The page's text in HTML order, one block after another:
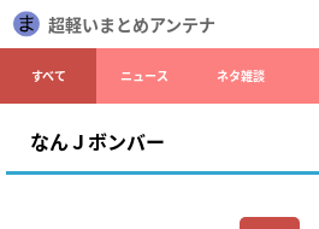
超軽いまとめアンテナ
すべて ニュース ネタ雑談
なんＪボンバー